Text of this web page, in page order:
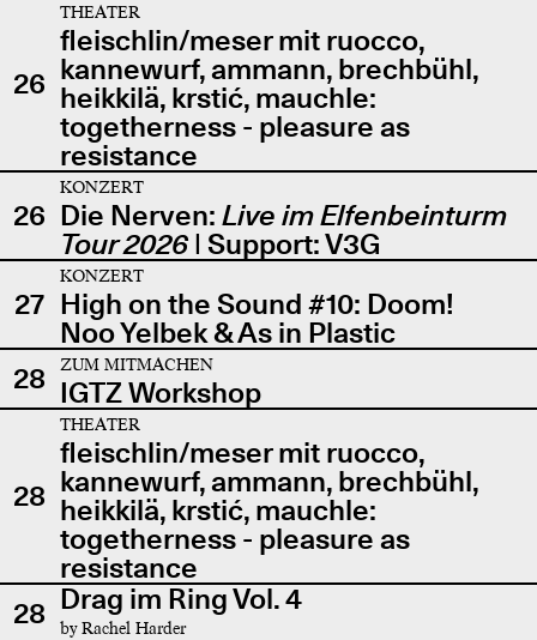
26
THEATER
fleischlin/meser mit ruocco,
kannewurf, ammann, brechbühl,
heikkilä, krstić, mauchle:
togetherness - pleasure as
resistance
26
KONZERT
Die Nerven: Live im Elfenbeinturm
Tour 2026| Support: V3G
27
KONZERT
High on the Sound #10: Doom!
Noo Yelbek & As in Plastic
28
ZUM MITMACHEN
IGTZ Workshop
28
THEATER
fleischlin/meser mit ruocco,
kannewurf, ammann, brechbühl,
heikkilä, krstić, mauchle:
togetherness - pleasure as
resistance
28 Drag im Ring Vol. 4
by Rachel Harder